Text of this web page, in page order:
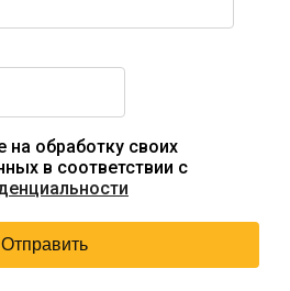
на обработку своих
в соответствии с